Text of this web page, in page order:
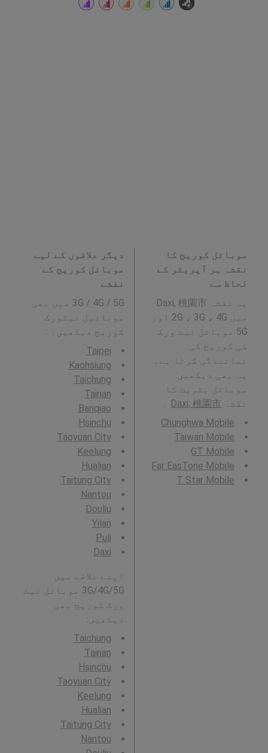
موبائل کوریج کا
نقشہ ہر آپریٹر کے
لحاظ سے
یہ نقشہ Daxi, 桃園市
میں 2G ، 3G ، 4G اور
5G موبائل نیٹ ورک
کی کوریج کی
نمائندگی کرتا ہے۔
یہ بھی دیکھیں:
موبائل بٹریٹ کا
نقشہ Daxi, 桃園市 ۔
Chunghwa Mobile
Taiwan Mobile
GT Mobile
Far EasTone Mobile
T Star Mobile
دیگر علاقوں کے لیے
موبائل کوریج کے
نقشے
3G / 4G / 5G میں بھی
موبائیل نیٹورک
کوریج دیکھیں۔ :
Taipei
Kaohsiung
Taichung
Tainan
Banqiao
Hsinchu
Taoyuan City
Keelung
Hualian
Taitung City
Nantou
Douliu
Yilan
Puli
Daxi
اپنے علاقے میں
3G/4G/5G موبائل نیٹ
ورک کوریج بھی
دیکھیں:
Taichung
Tainan
Hsinchu
Taoyuan City
Keelung
Hualian
Taitung City
Nantou